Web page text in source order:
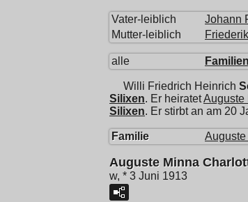
Vater-leiblich Johann
Mutter-leiblich
alle
Willi Friedrich Heinrich
Silixen. Er heiratetAuguste
Silixen. Er stirbt an am 20
Familie
Auguste Minna
w, * 3 Juni 1913